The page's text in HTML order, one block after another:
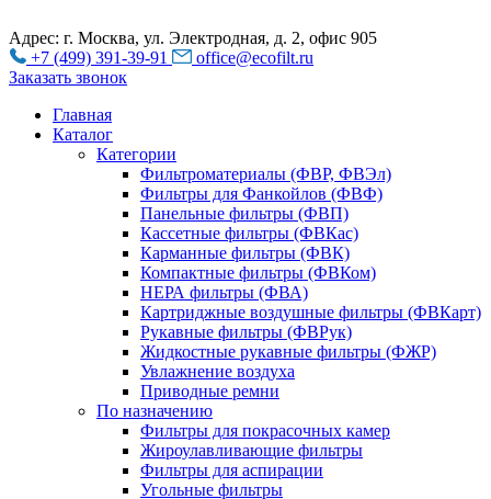
Адрес: г. Москва, ул. Электродная, д. 2, офис 905
+7 (499) 391-39-91
office@ecofilt.ru
Заказать звонок
Главная
Каталог
Категории
Фильтроматериалы (ФВР, ФВЭл)
Фильтры для Фанкойлов (ФВФ)
Панельные фильтры (ФВП)
Кассетные фильтры (ФВКас)
Карманные фильтры (ФВК)
Компактные фильтры (ФВКом)
НЕРА фильтры (ФВА)
Картриджные воздушные фильтры (ФВКарт)
Рукавные фильтры (ФВРук)
Жидкостные рукавные фильтры (ФЖР)
Увлажнение воздуха
Приводные ремни
По назначению
Фильтры для покрасочных камер
Жироулавливающие фильтры
Фильтры для аспирации
Угольные фильтры